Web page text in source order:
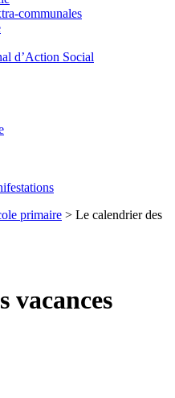
communales
d’Action Social
primaire > Le calendrier des
vacances